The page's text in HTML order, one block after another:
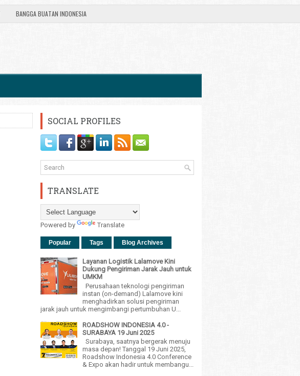
BANGGA BUATAN INDONESIA
SOCIAL PROFILES
TRANSLATE
Powered by Translate
Popular Tags Blog Archives
Layanan Logistik Lalamove Kini
Dukung Pengiriman Jarak Jauh untuk
UMKM
Perusahaan teknologi pengiriman
instan (on-demand) Lalamove kini
menghadirkan solusi pengiriman
jarak jauh untuk mengimbangi pertumbuhan U...
ROADSHOW INDONESIA 4.0 -
SURABAYA 19 Juni 2025
Surabaya, saatnya bergerak menuju
masa depan! Tanggal 19 Juni 2025,
Roadshow Indonesia 4.0 Conference
& Expo akan hadir untuk membangu...